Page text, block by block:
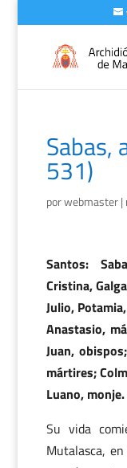
Sabas,
531)
porwebmaster|
Santos:
Cristina,
Julio,
Anastasio,
Juan,
mártires;
Luano, monje.
Su vida
Mutalasca,